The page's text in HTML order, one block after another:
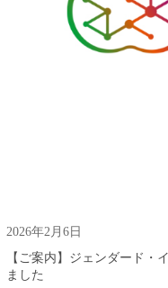
2026年2月6日
【ご案内】ジェンダード・
ました